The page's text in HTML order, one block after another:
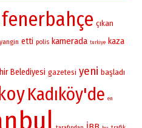
fenerbahçe çıkan
yangin etti polis kamerada turkiye kaza
Belediyesi gazetesi yeni başladı
Kadıköy'de en